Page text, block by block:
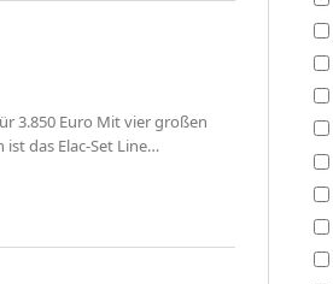
3.850 Euro Mit vier großen
das Elac-Set Line…